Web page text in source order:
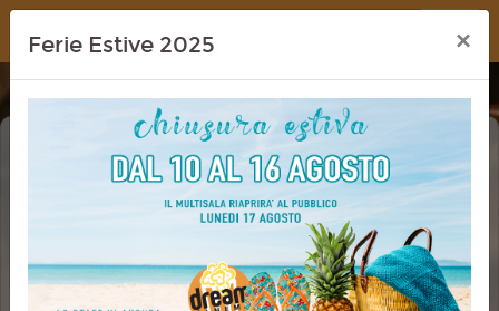
Dream Cinema
SMART WORKING
CINEMA IN FESTA
Ferie Estive 2025 ×